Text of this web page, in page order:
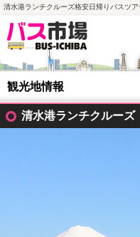
清水港ランチクルーズ格安日帰りバスツア
観光地情報
清水港ランチクルーズ